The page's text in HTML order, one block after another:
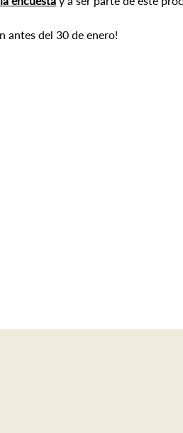
antes del 30 de enero!